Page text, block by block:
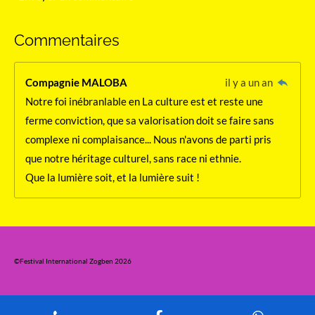
Commentaires
Compagnie MALOBA
il y a un an
Notre foi inébranlable en La culture est et reste une
ferme conviction, que sa valorisation doit se faire sans
complexe ni complaisance... Nous n'avons de parti pris
que notre héritage culturel, sans race ni ethnie.
Que la lumière soit, et la lumière suit !
©Festival International Zogben 2026